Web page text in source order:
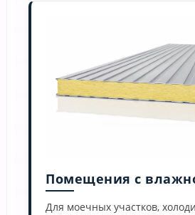
Помещения с
Для моечных участков,